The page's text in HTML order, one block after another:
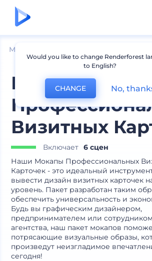
Мокапы
Мокапы
Визитных
Включает 6 сцен
Наши Мокапы Профессиональных
Карточек - это идеальный
вывести дизайн визитных карточек
уровень. Пакет разработан таким
обеспечить универсальность и
Будь вы графическим дизайнером,
предпринимателем или
агентства, наш пакет мокапов
потрясающие визуальные образы,
произведут неизгладимое
сегодня!
Would you like to change Renderforest
to English?
CHANGE No,